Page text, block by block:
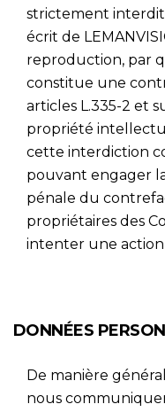
strictement
écrit de
reproduction, par
constitue une
articles L.335-2 et
propriété
cette interdiction
pouvant engager
pénale du
propriétaires des
intenter une
DONNÉES
De manière
nous